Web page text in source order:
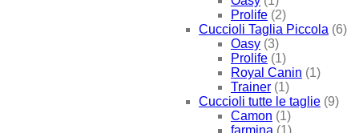
Prolife (2)
Cuccioli Taglia Piccola (6)
Oasy (3)
Prolife (1)
Royal Canin (1)
Trainer (1)
Cuccioli tutte le taglie (9)
Camon (1)
farmina (1)